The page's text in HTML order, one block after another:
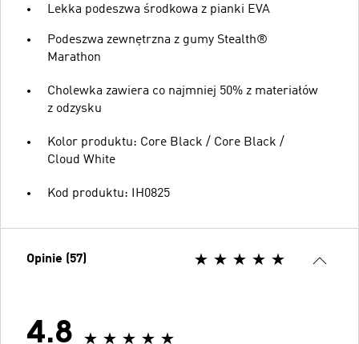
Lekka podeszwa środkowa z pianki EVA
Podeszwa zewnętrzna z gumy Stealth®
Marathon
Cholewka zawiera co najmniej 50% z materiałów
z odzysku
Kolor produktu: Core Black / Core Black /
Cloud White
Kod produktu: IH0825
Opinie (57)
4.8